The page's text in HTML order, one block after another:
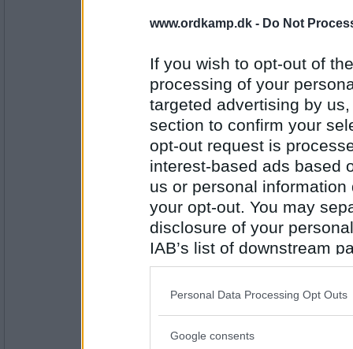
www.ordkamp.dk - Do Not
If you wish to opt-out of
processing of your
targeted advertising by
section to confirm your
opt-out request is
interest-based ads based
us or personal
your opt-out. You may
disclosure of your
IAB’s list of downstream
also be disclosed by us
Downstream Participants
Please note that this
Personal Data Processing Opt Outs
Google consents
Antal indlæg:
1253
Antal indlæg:
1553